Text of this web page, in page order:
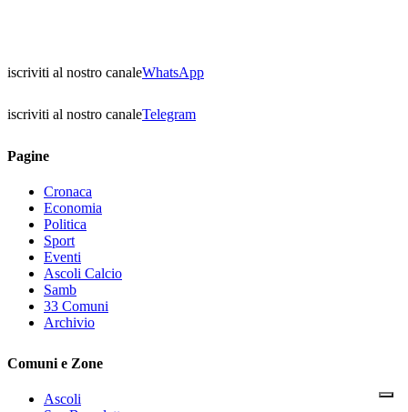
iscriviti al nostro canaleWhatsApp
iscriviti al nostro canaleTelegram
Pagine
Cronaca
Economia
Politica
Sport
Eventi
Ascoli Calcio
Samb
33 Comuni
Archivio
Comuni e Zone
Ascoli